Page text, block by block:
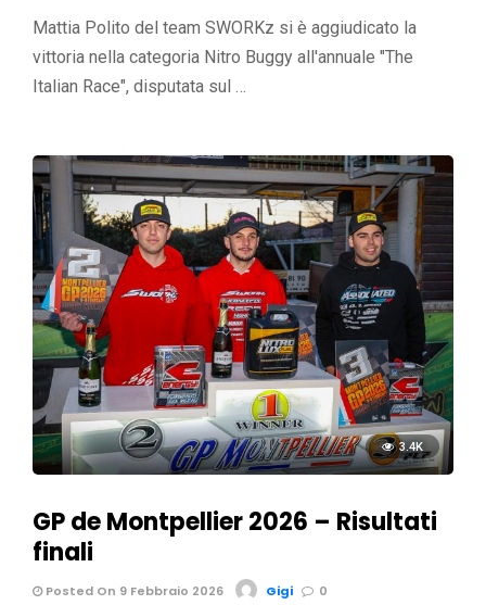
Mattia Polito del team SWORKz si è aggiudicato la
vittoria nella categoria Nitro Buggy all'annuale "The
Italian Race", disputata sul …
3.4K
GP de Montpellier 2026 – Risultati
finali
Posted On 9 Febbraio 2026 Gigi 0